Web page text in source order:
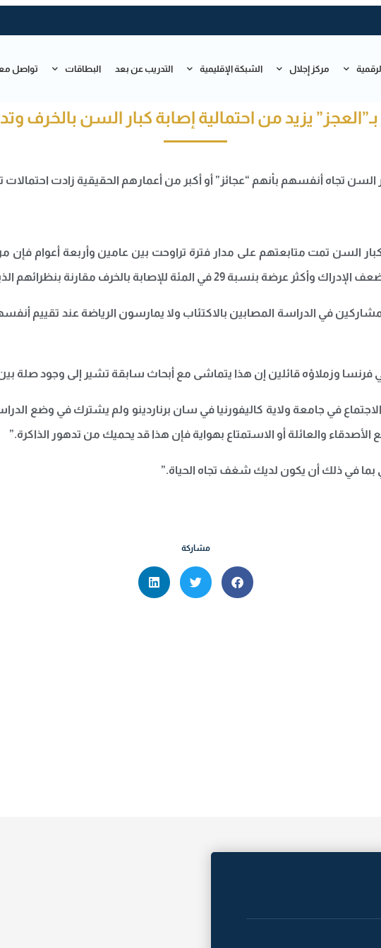
مركز إجلال الشبكة الإقليمية التدريب عن بعد البطاقات تواصل
يزيد من احتمالية إصابة كبار السن بالخرف
تجاه أنفسهم بأنهم “عجائز” أو أكبر من أعمارهم الحقيقية زادت احتمالات
السن تمت متابعتهم على مدار فترة تراوحت بين عامين وأربعة أعوام فإن
في الدراسة المصابين بالاكتئاب ولا يمارسون الرياضة عند تقييم
وزملاؤه قائلين إن هذا يتماشى مع أبحاث سابقة تشير إلى وجود صلة بين
في جامعة ولاية كاليفورنيا في سان برناردينو ولم يشترك في وضع
والعائلة أو الاستمتاع بهواية فإن هذا قد يحميك من تدهور الذاكرة.”
في ذلك أن يكون لديك شغف تجاه الحياة.”
مشاركة